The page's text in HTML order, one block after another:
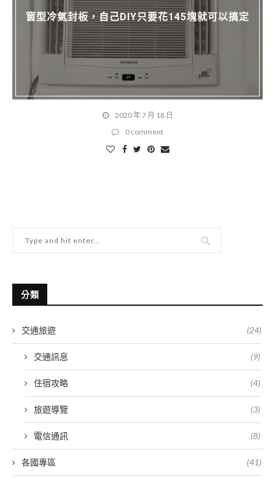
窗型冷氣封板，自己DIY只要花145塊就可以搞定
2020 年 7 月 18 日
0 comment
分類
交通旅遊 (24)
交通訊息 (9)
住宿攻略 (4)
旅遊導覽 (3)
電信通訊 (8)
各國專區 (41)